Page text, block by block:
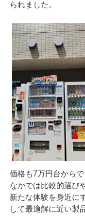
られました。
価格も7万円台から
なかでは比較的選び
新たな体験を身近に
して最適解に近い製